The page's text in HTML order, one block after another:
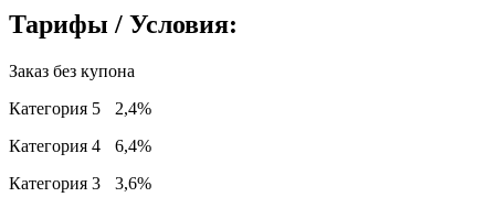
Тарифы / Условия:
Заказ без купона
Категория 5
2,4%
Категория 4
6,4%
Категория 3
3,6%